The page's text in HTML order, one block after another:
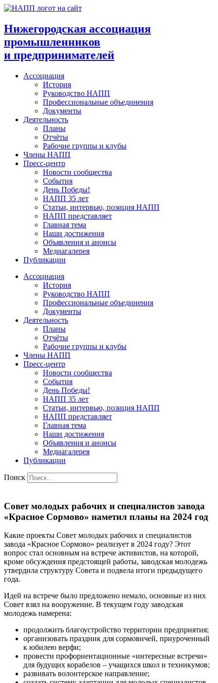
Перейти
содержимому
Нижегородская ассоциация
промышленников
и предпринимателей
Ассоциация
История
Руководство НАПП
Профессиональные объединения
Документы
Деятельность
Планы
Отчёты
Рабочие группы и клубы
Члены НАПП
Пресс-центр
Новости сообщества
События
День Победы!
НАПП 35 лет
Статьи, интервью, позиция НАПП
НАПП представляет
Главная тема
Наши достижения
Объявления и анонсы
Медиагалерея
Публикации
Ассоциация
История
Руководство НАПП
Профессиональные объединения
Документы
Деятельность
Планы
Отчёты
Рабочие группы и клубы
Члены НАПП
Пресс-центр
Новости сообщества
События
День Победы!
НАПП 35 лет
Статьи, интервью, позиция НАПП
НАПП представляет
Главная тема
Наши достижения
Объявления и анонсы
Медиагалерея
Публикации
Поиск
Совет молодых рабочих и специалистов завода
«Красное Сормово» наметил планы на 2024 год
Какие проекты Совет молодых рабочих и специалистов
завода «Красное Сормово» реализует в 2024 году? Этот
вопрос стал основным на встрече активистов, на которой,
кроме обсуждения предстоящей работы, заводская молодежь
утвердила структуру Совета и подвела итоги предыдущего
года.
Идей на встрече было предложено немало, основные из них
Совет взял на вооружение. В текущем году заводская
молодежь намерена:
продолжить благоустройство территории предприятия;
организовать праздник для сормовичей, приуроченный
к юбилею верфи;
провести профориентационные «интересные встречи»
для будущих корабелов – учащихся школ и техникумов;
развивать волонтерское направление;